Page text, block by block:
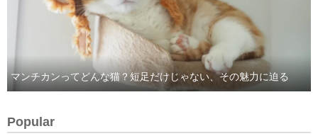
マンチカンってどんな猫？短足だけじゃない、その魅力に迫る
Popular